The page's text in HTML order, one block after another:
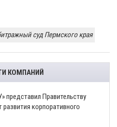
суд Пермского края
КОМПАНИЙ
представил Правительству
развития корпоративного